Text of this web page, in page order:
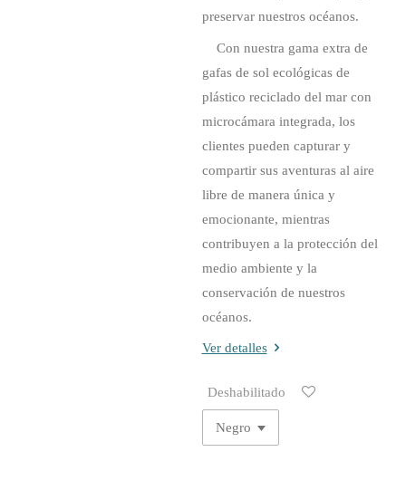
preservar nuestros océanos.
Con nuestra gama extra de
gafas de sol ecológicas de
plástico reciclado del mar con
microcámara integrada, los
clientes pueden capturar y
compartir sus aventuras al aire
libre de manera única y
emocionante, mientras
contribuyen a la protección del
medio ambiente y la
conservación de nuestros
océanos.
Ver detalles
Deshabilitado